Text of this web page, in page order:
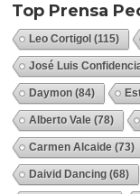
Top Prensa
Leo Cortigol (115)
José Luis
Daymon (84)
Alberto Vale (78)
Carmen Alcaide (73)
Daivid Dancing (68)